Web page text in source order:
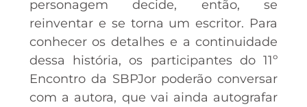
personagem decide, então, se
reinventar e se torna um escritor. Para
conhecer os detalhes e a continuidade
dessa história, os participantes do 11º
Encontro da SBPJor poderão conversar
com a autora, que vai ainda autografar